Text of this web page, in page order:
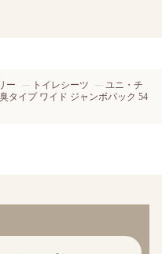
ー トイレシーツ
ユニ・チ
タイプ ワイド ジャンボパック 54